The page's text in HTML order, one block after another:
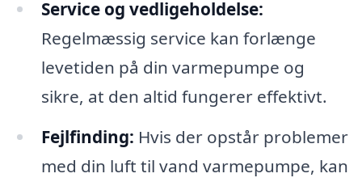
Service og vedligeholdelse:
Regelmæssig service kan forlænge
levetiden på din varmepumpe og
sikre, at den altid fungerer effektivt.
Fejlfinding: Hvis der opstår problemer
med din luft til vand varmepumpe, kan